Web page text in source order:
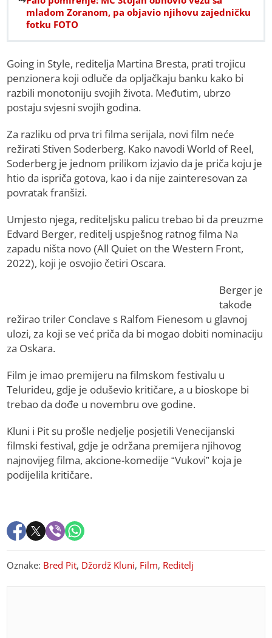
mladom Zoranom, pa objavio njihovu zajedničku
fotku FOTO
Going in Style, reditelja Martina Bresta, prati trojicu
penzionera koji odluče da opljačkaju banku kako bi
razbili monotoniju svojih života. Međutim, ubrzo
postaju svjesni svojih godina.
Za razliku od prva tri filma serijala, novi film neće
režirati Stiven Soderberg. Kako navodi World of Reel,
Soderberg je jednom prilikom izjavio da je priča koju je
htio da ispriča gotova, kao i da nije zainteresovan za
povratak franšizi.
Umjesto njega, rediteljsku palicu trebao bi da preuzme
Edvard Berger, reditelj uspješnog ratnog filma Na
zapadu ništa novo (All Quiet on the Western Front,
2022), koji je osvojio četiri Oscara.
Berger je
takođe
režirao triler Conclave s Ralfom Fienesom u glavnoj
ulozi, za koji se već priča da bi mogao dobiti nominaciju
za Oskara.
Film je imao premijeru na filmskom festivalu u
Telurideu, gdje je oduševio kritičare, a u bioskope bi
trebao da dođe u novembru ove godine.
Kluni i Pit su prošle nedjelje posjetili Venecijanski
filmski festival, gdje je održana premijera njihovog
najnovijeg filma, akcione-komedije “Vukovi” koja je
podijelila kritičare.
Oznake: Bred Pit, Džordž Kluni, Film, Reditelj